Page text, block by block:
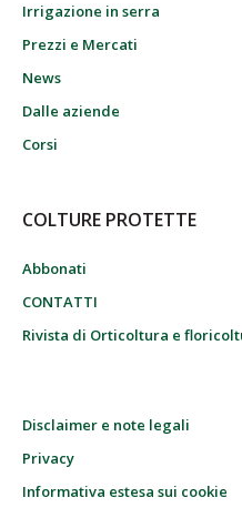
Irrigazione in serra
Prezzi e Mercati
News
Dalle aziende
Corsi
COLTURE PROTETTE
Abbonati
CONTATTI
Rivista di Orticoltura e
Disclaimer e note legali
Privacy
Informativa estesa sui cookie